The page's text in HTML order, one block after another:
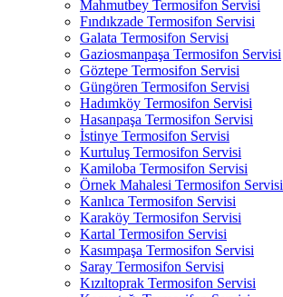
Mahmutbey Termosifon Servisi
Fındıkzade Termosifon Servisi
Galata Termosifon Servisi
Gaziosmanpaşa Termosifon Servisi
Göztepe Termosifon Servisi
Güngören Termosifon Servisi
Hadımköy Termosifon Servisi
Hasanpaşa Termosifon Servisi
İstinye Termosifon Servisi
Kurtuluş Termosifon Servisi
Kamiloba Termosifon Servisi
Örnek Mahalesi Termosifon Servisi
Kanlıca Termosifon Servisi
Karaköy Termosifon Servisi
Kartal Termosifon Servisi
Kasımpaşa Termosifon Servisi
Saray Termosifon Servisi
Kızıltoprak Termosifon Servisi